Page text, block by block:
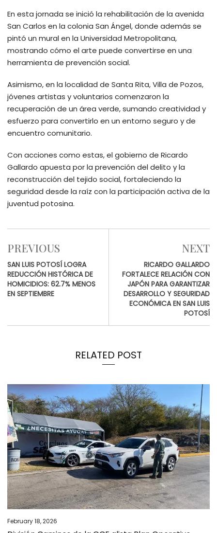
En esta jornada se inició la rehabilitación de la avenida
San Carlos en la colonia San Ángel, donde además se
pintó un mural en la Universidad Metropolitana,
mostrando cómo el arte puede convertirse en una
herramienta de prevención social.
Asimismo, en la localidad de Santa Rita, Villa de Pozos,
jóvenes artistas y voluntarios comenzaron la
recuperación de un área verde, sumando creatividad y
esfuerzo para convertirlo en un entorno seguro y de
encuentro comunitario.
Con acciones como estas, el gobierno de Ricardo
Gallardo apuesta por la prevención del delito y la
reconstrucción del tejido social, fortaleciendo la
seguridad desde la raíz con la participación activa de la
juventud potosina.
PREVIOUS
SAN LUIS POTOSÍ LOGRA
REDUCCIÓN HISTÓRICA DE
HOMICIDIOS: 62.7% MENOS
EN SEPTIEMBRE
NEXT
RICARDO GALLARDO
FORTALECE RELACIÓN CON
JAPÓN PARA GARANTIZAR
DESARROLLO Y SEGURIDAD
ECONÓMICA EN SAN LUIS
POTOSÍ
RELATED POST
February 18, 2026